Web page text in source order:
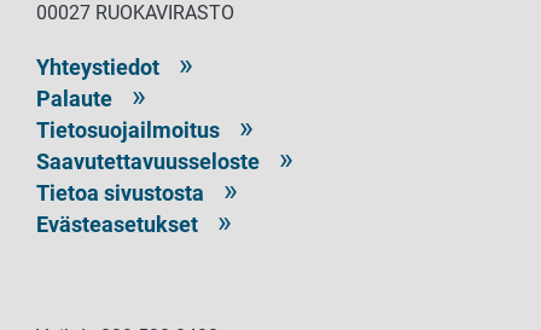
00027 RUOKAVIRASTO
Yhteystiedot
Palaute
Tietosuojailmoitus
Saavutettavuusseloste
Tietoa sivustosta
Evästeasetukset